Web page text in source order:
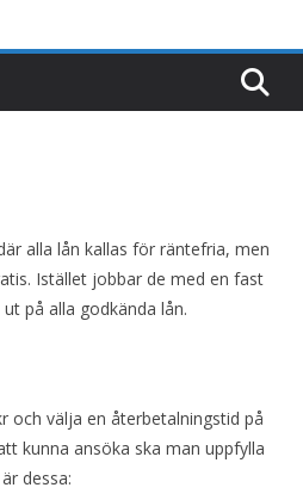
alla lån kallas för räntefria, men
Istället jobbar de med en fast
på alla godkända lån.
och välja en återbetalningstid på
kunna ansöka ska man uppfylla
dessa: